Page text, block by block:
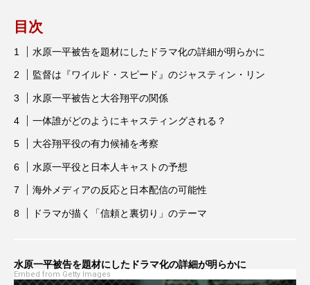
Wicked: For Good（ウィキッド：フォー・グッド）
Words Breathe Life アニャ・テイラー＝ジョイ
アバター:ファイヤー・アンド・アッシュ
アベンジャーズ：ドゥームズデイ アメリカ
アリス・イン・ワンダーランド アン・ハサウェイ
アンドリュー・ガーフィールド アンナ・サワイ
目次
水原一平被告を題材にしたドラマ化の詳細が明らかに
監督は『ワイルド・スピード』のジャスティン・リン
水原一平被告と大谷翔平の関係
一体誰がどのようにキャスティングされる？
大谷翔平役の有力候補を考察
水原一平役と日本人キャストの予想
海外メディアの反応と日本配信の可能性
ドラマが描く「信頼と裏切り」のテーマ
水原一平被告を題材にしたドラマ化の詳細が明らかに
Embed from Getty Images